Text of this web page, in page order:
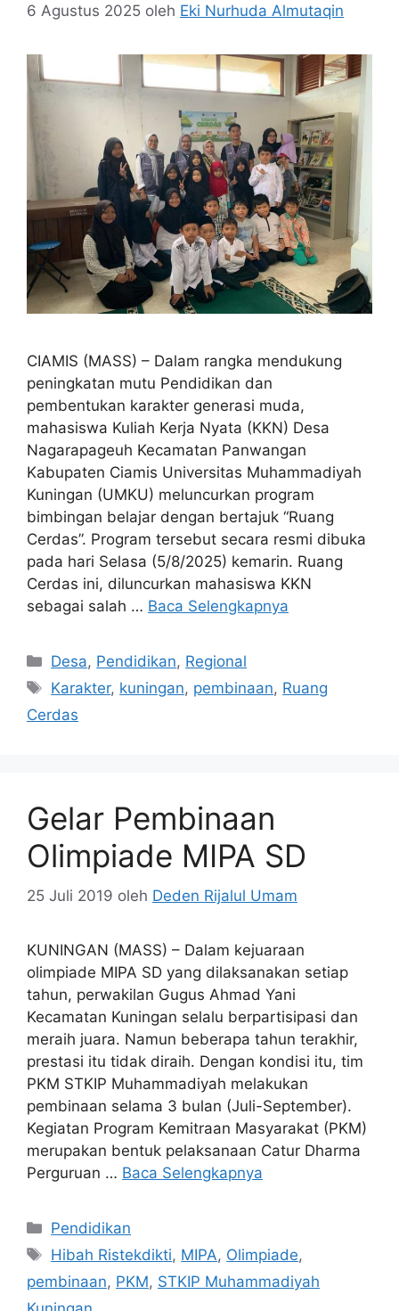
6 Agustus 2025 oleh Eki Nurhuda Almutaqin
CIAMIS (MASS) – Dalam rangka mendukung
peningkatan mutu Pendidikan dan
pembentukan karakter generasi muda,
mahasiswa Kuliah Kerja Nyata (KKN) Desa
Nagarapageuh Kecamatan Panwangan
Kabupaten Ciamis Universitas Muhammadiyah
Kuningan (UMKU) meluncurkan program
bimbingan belajar dengan bertajuk “Ruang
Cerdas”. Program tersebut secara resmi dibuka
pada hari Selasa (5/8/2025) kemarin. Ruang
Cerdas ini, diluncurkan mahasiswa KKN
sebagai salah … Baca Selengkapnya
Kategori
Desa, Pendidikan, Regional
Tag
Karakter, kuningan, pembinaan, Ruang
Cerdas
Gelar Pembinaan
Olimpiade MIPA SD
25 Juli 2019 oleh Deden Rijalul Umam
KUNINGAN (MASS) – Dalam kejuaraan
olimpiade MIPA SD yang dilaksanakan setiap
tahun, perwakilan Gugus Ahmad Yani
Kecamatan Kuningan selalu berpartisipasi dan
meraih juara. Namun beberapa tahun terakhir,
prestasi itu tidak diraih. Dengan kondisi itu, tim
PKM STKIP Muhammadiyah melakukan
pembinaan selama 3 bulan (Juli-September).
Kegiatan Program Kemitraan Masyarakat (PKM)
merupakan bentuk pelaksanaan Catur Dharma
Perguruan … Baca Selengkapnya
Kategori
Pendidikan
Tag
Hibah Ristekdikti, MIPA, Olimpiade,
pembinaan, PKM, STKIP Muhammadiyah